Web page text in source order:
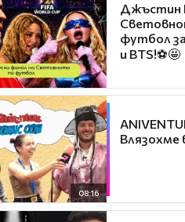
Джъстин
футбол
и BTS!⚽🤩
08:16
Влязохме